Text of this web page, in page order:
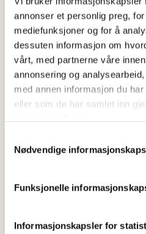
annonser et personlig preg,
mediefunksjoner og for å
dessuten informasjon om
vårt, med partnerne våre
annonsering og
med annen informasjon du
eller som de har samlet inn
Nødvendige
Funksjonelle
Informasjonskapsler for
Tid
24. Oct 2026
Kl. 09.00 - 15.00
Åsnes JFF